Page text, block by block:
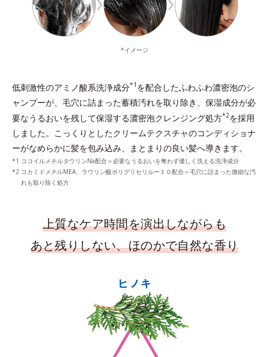
*イメージ
低刺激性のアミノ酸系洗浄成分*1 を配合したふわふわ濃密泡のシ
ャンプーが、 毛穴に詰まった蓄積汚れを取り除き、保湿成分が必
要なうるおいを残して保湿する濃密泡クレンジング処方*2を採用
しました。
こっくりとしたクリームテクスチャのコンディショナ
ーがなめらかに髪を包み込み、まとまりの良い髪へ導きます。
ココイルメチルタウリンNa配合＝必要なうるおいを奪わず優しく洗える洗浄成分
コカミドメチルMEA、ラウリン酸ポリグリセリルー１０配合＝毛穴に詰まった微細な汚
れも取り除く処方
上質なケア時間を演出しながらも
あと残りしない、ほのかで自然な香り